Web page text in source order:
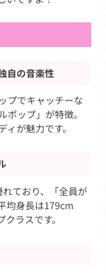
自の音楽性
プでキャッチーな
ップ」が特徴。
が魅力です。
ており、「全員が
均身長は179cm
ラスです。